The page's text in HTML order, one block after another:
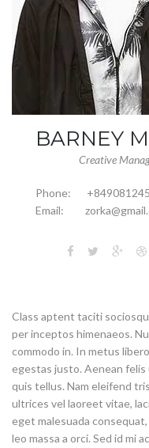
BARNEY
Creative
Phone:
+849081245
Email:
Class aptent taciti
per inceptos himenaeos.
commodo in. In metus
egestas justo. Aenean
quis tellus. Nam eleifend
ultrices vel laoreet vitae,
eget malesuada
leo massa a orci. Sed id mi